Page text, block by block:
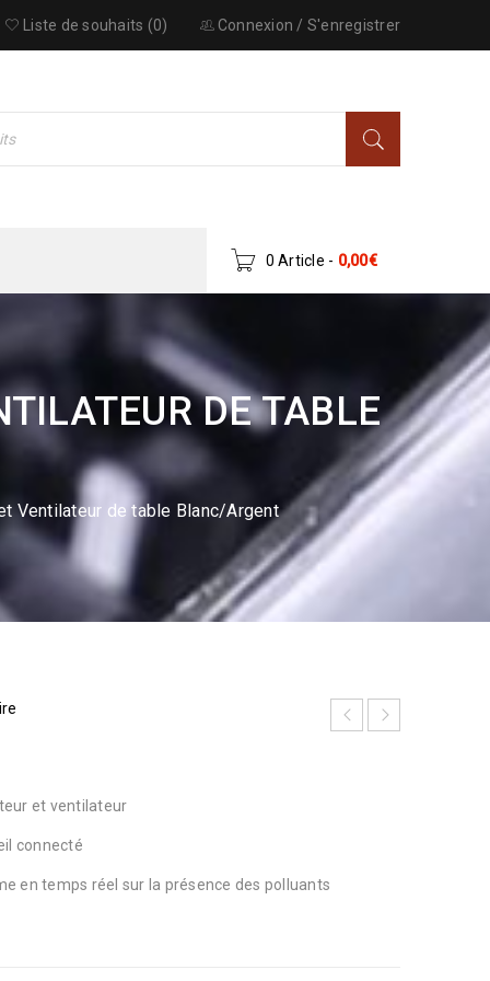
Connexion / S'enregistrer
Liste de souhaits (0)
0 Article - 0,00€
DE TABLE
Ventilateur de table Blanc/Argent
et ventilateur
connecté
en temps réel sur la présence des polluants